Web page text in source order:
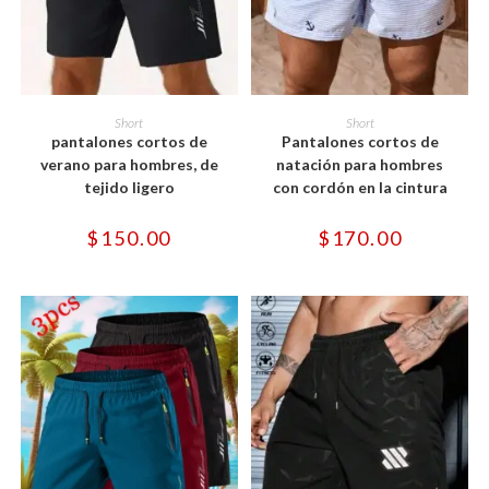
SELECCIONAR OPCIONES
producto
tiene
múltiples
variantes.
opciones
elegir
de
producto
Short
pantalones cortos de
verano para hombres, de
tejido ligero
$ 150.00
SELECCIONAR OPCIONES
Este
producto
tiene
múltiples
variantes.
opciones
elegir
de
producto
Short
Pantalones cortos de
natación para hombres
con cordón en la cintura
$ 170.00